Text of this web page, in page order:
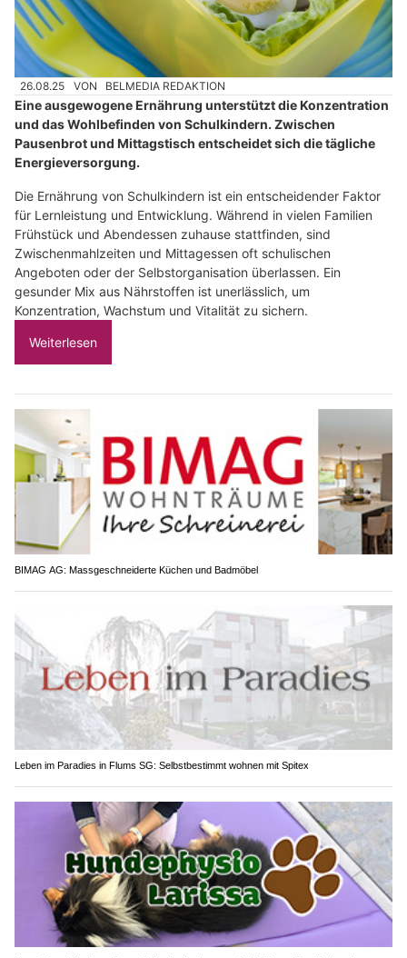
26.08.25 VON BELMEDIA REDAKTION
Eine ausgewogene Ernährung unterstützt die Konzentration
und das Wohlbefinden von Schulkindern. Zwischen
Pausenbrot und Mittagstisch entscheidet sich die tägliche
Energieversorgung.
Die Ernährung von Schulkindern ist ein entscheidender Faktor
für Lernleistung und Entwicklung. Während in vielen Familien
Frühstück und Abendessen zuhause stattfinden, sind
Zwischenmahlzeiten und Mittagessen oft schulischen
Angeboten oder der Selbstorganisation überlassen. Ein
gesunder Mix aus Nährstoffen ist unerlässlich, um
Konzentration, Wachstum und Vitalität zu sichern.
Weiterlesen
BIMAG AG: Massgeschneiderte Küchen und Badmöbel
Leben im Paradies in Flums SG: Selbstbestimmt wohnen mit Spitex